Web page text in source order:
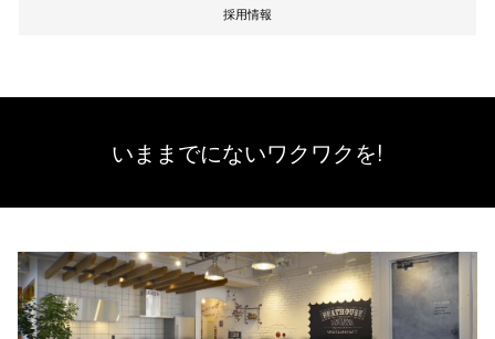
採用情報
いままでにないワクワクを!